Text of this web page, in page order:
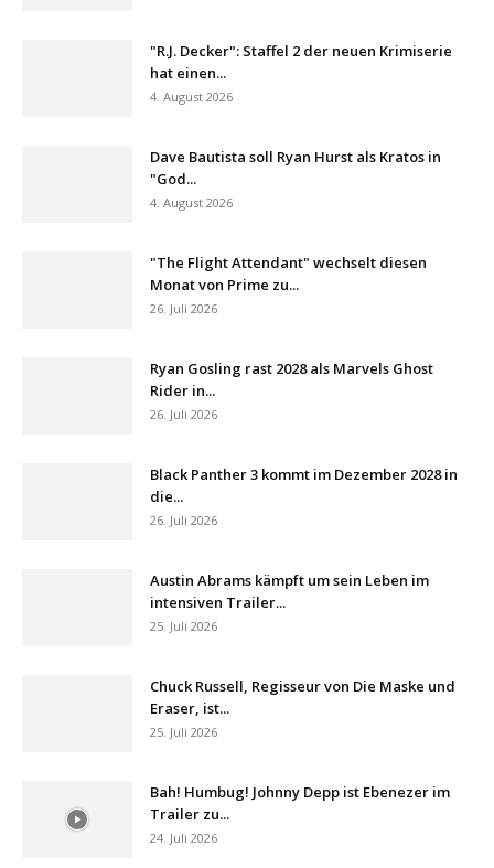
"R.J. Decker": Staffel 2 der neuen Krimiserie
hat einen...
4. August 2026
Dave Bautista soll Ryan Hurst als Kratos in
"God...
4. August 2026
"The Flight Attendant" wechselt diesen
Monat von Prime zu...
26. Juli 2026
Ryan Gosling rast 2028 als Marvels Ghost
Rider in...
26. Juli 2026
Black Panther 3 kommt im Dezember 2028 in
die...
26. Juli 2026
Austin Abrams kämpft um sein Leben im
intensiven Trailer...
25. Juli 2026
Chuck Russell, Regisseur von Die Maske und
Eraser, ist...
25. Juli 2026
Bah! Humbug! Johnny Depp ist Ebenezer im
Trailer zu...
24. Juli 2026